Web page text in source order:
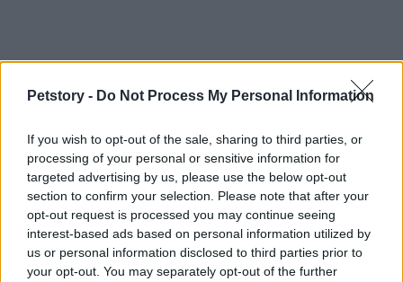
Petstory - Do Not Process My Personal Information
If you wish to opt-out of the sale, sharing to third parties, or
processing of your personal or sensitive information for
targeted advertising by us, please use the below opt-out
section to confirm your selection. Please note that after your
opt-out request is processed you may continue seeing
interest-based ads based on personal information utilized by
us or personal information disclosed to third parties prior to
your opt-out. You may separately opt-out of the further